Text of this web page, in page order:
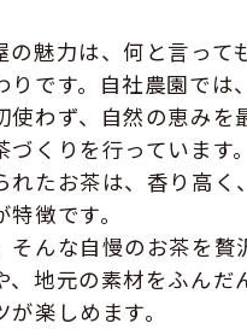
の魅力は、何と言って
りです。自社農園では
使わず、自然の恵みを
づくりを行っています
れたお茶は、香り高く
徴です。
そんな自慢のお茶を贅
、地元の素材をふんだ
楽しめます。